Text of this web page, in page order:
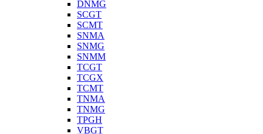
DNMG
SCGT
SCMT
SNMA
SNMG
SNMM
TCGT
TCGX
TCMT
TNMA
TNMG
TPGH
VBGT